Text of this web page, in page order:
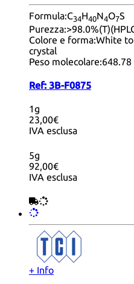
Formula:C34H40N4O7S
Purezza:
Colore e forma:White
crystal
Peso molecolare:648.78
Ref: 3B-F0875
1g
23,00€
IVA esclusa
5g
92,00€
IVA esclusa
+ Info